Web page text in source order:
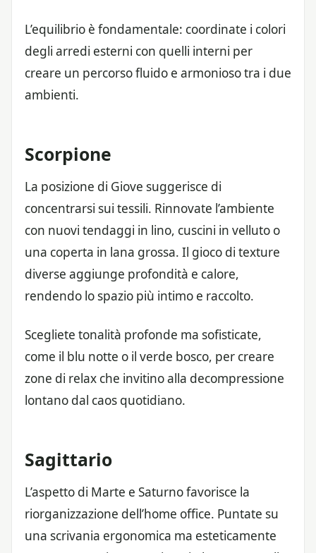
L’equilibrio è fondamentale: coordinate i colori
degli arredi esterni con quelli interni per
creare un percorso fluido e armonioso tra i due
ambienti.
Scorpione
La posizione di Giove suggerisce di
concentrarsi sui tessili. Rinnovate l’ambiente
con nuovi tendaggi in lino, cuscini in velluto o
una coperta in lana grossa. Il gioco di texture
diverse aggiunge profondità e calore,
rendendo lo spazio più intimo e raccolto.
Scegliete tonalità profonde ma sofisticate,
come il blu notte o il verde bosco, per creare
zone di relax che invitino alla decompressione
lontano dal caos quotidiano.
Sagittario
L’aspetto di Marte e Saturno favorisce la
riorganizzazione dell’home office. Puntate su
una scrivania ergonomica ma esteticamente